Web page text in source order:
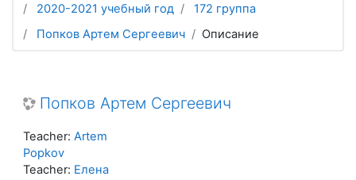
2020-2021 учебный год
172 группа
Попков Артем Сергеевич
Описание
Попков Артем Сергеевич
Teacher: Artem
Popkov
Teacher: Елена